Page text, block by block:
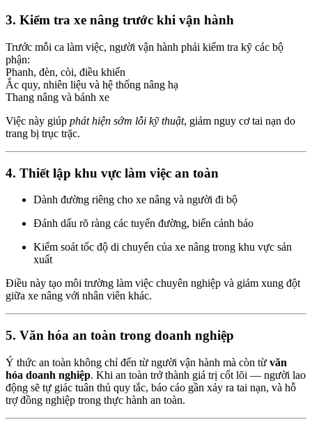
3. Kiểm tra xe nâng trước khi vận hành
Trước mỗi ca làm việc, người vận hành phải kiểm tra kỹ các bộ
phận:
Phanh, đèn, còi, điều khiển
Ắc quy, nhiên liệu và hệ thống nâng hạ
Thang nâng và bánh xe
Việc này giúp phát hiện sớm lỗi kỹ thuật, giảm nguy cơ tai nạn do
trang bị trục trặc.
4. Thiết lập khu vực làm việc an toàn
Dành đường riêng cho xe nâng và người đi bộ
Đánh dấu rõ ràng các tuyến đường, biển cảnh báo
Kiểm soát tốc độ di chuyển của xe nâng trong khu vực sản
xuất
Điều này tạo môi trường làm việc chuyên nghiệp và giảm xung đột
giữa xe nâng với nhân viên khác.
5. Văn hóa an toàn trong doanh nghiệp
Ý thức an toàn không chỉ đến từ người vận hành mà còn từ văn
hóa doanh nghiệp. Khi an toàn trở thành giá trị cốt lõi — người lao
động sẽ tự giác tuân thủ quy tắc, báo cáo gần xảy ra tai nạn, và hỗ
trợ đồng nghiệp trong thực hành an toàn.